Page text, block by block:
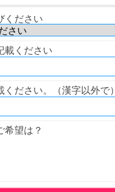
ください
載ください
ください。（漢字以外で）
希望は？